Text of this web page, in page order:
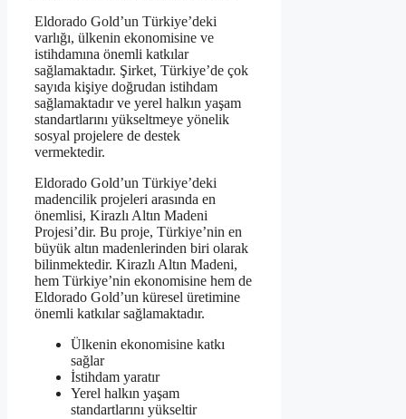
Eldorado Gold’un Türkiye’deki
varlığı, ülkenin ekonomisine ve
istihdamına önemli katkılar
sağlamaktadır. Şirket, Türkiye’de çok
sayıda kişiye doğrudan istihdam
sağlamaktadır ve yerel halkın yaşam
standartlarını yükseltmeye yönelik
sosyal projelere de destek
vermektedir.
Eldorado Gold’un Türkiye’deki
madencilik projeleri arasında en
önemlisi, Kirazlı Altın Madeni
Projesi’dir. Bu proje, Türkiye’nin en
büyük altın madenlerinden biri olarak
bilinmektedir. Kirazlı Altın Madeni,
hem Türkiye’nin ekonomisine hem de
Eldorado Gold’un küresel üretimine
önemli katkılar sağlamaktadır.
Ülkenin ekonomisine katkı
sağlar
İstihdam yaratır
Yerel halkın yaşam
standartlarını yükseltir